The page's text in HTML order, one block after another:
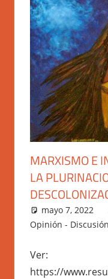
MARXISMO E
LA
mayo 7, 2022
Opinión - Discusión
Ver:
https://